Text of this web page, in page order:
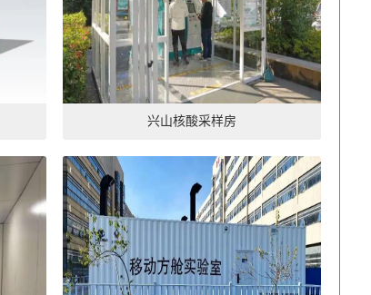
兴山核酸采样房